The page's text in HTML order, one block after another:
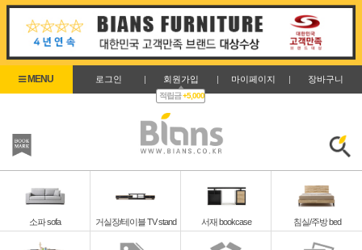
로그인 | 회원가입 |
적립금+5,000
마이페이지 | 장바구니
소파 sofa 거실장/테이블 TV stand 서재 bookcase 침실/주방 bed